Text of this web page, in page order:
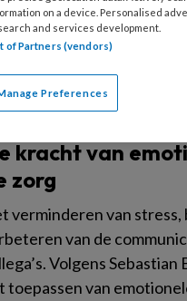
kracht van
zorg
verminderen van
van de
Volgens
toepassen van
on a device. Personalised
and services development.
of Partners (vendors)
Preferences